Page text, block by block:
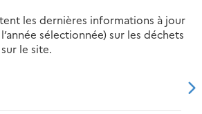
les dernières informations à jour
sélectionnée) sur les déchets
le site.